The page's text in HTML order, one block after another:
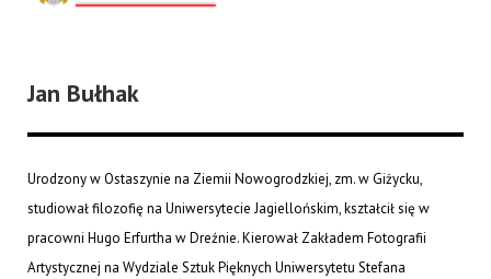
Jan Bułhak
Urodzony w Ostaszynie na Ziemii Nowogrodzkiej, zm. w Giżycku,
studiował filozofię na Uniwersytecie Jagiellońskim, kształcił się w
pracowni Hugo Erfurtha w Dreźnie. Kierował Zakładem Fotografii
Artystycznej na Wydziale Sztuk Pięknych Uniwersytetu Stefana